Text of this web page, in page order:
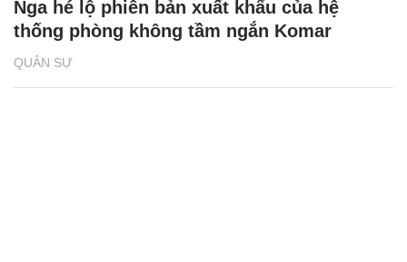
QUÂN SỰ
Nga hé lộ phiên bản xuất khẩu của hệ
thống phòng không tầm ngắn Komar